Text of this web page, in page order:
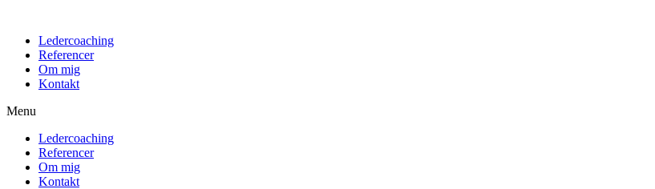
indholdLedercoaching
Referencer
Om mig
Kontakt
Menu
Ledercoaching
Referencer
Om mig
Kontakt